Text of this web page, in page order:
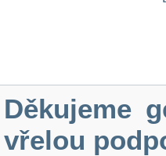
Děkujeme
vřelou